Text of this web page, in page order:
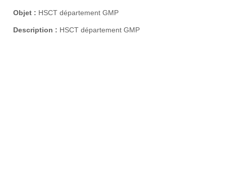
Objet : HSCT département GMP
Description : HSCT département GMP